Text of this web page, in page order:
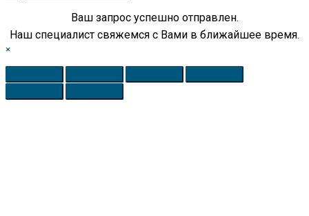
Ваш запрос успешно отправлен.
Наш специалист свяжемся с Вами в ближайшее время.
×